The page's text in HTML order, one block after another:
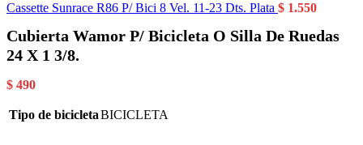
Cassette Sunrace R86 P/ Bici 8 Vel. 11-23 Dts. Plata $ 1.550
Cubierta Wamor P/ Bicicleta O Silla De Ruedas
24 X 1 3/8.
$ 490
Tipo de bicicletaBICICLETA